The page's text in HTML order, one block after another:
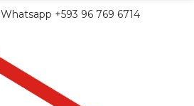
+593 96 769 6714